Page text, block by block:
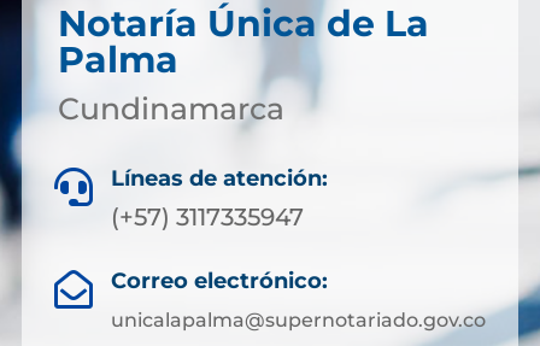
Notaría Única de La
Palma
Cundinamarca
 Líneas de atención:
(+57) 3117335947
 Correo electrónico:
unicalapalma@supernotariado.gov.co